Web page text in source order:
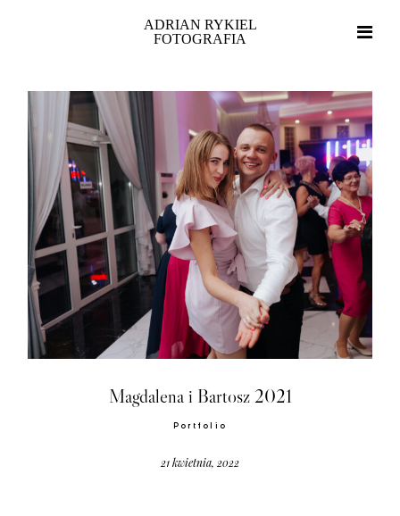
ADRIAN RYKIEL
FOTOGRAFIA
Magdalena i Bartosz 2021
Portfolio
21 kwietnia, 2022